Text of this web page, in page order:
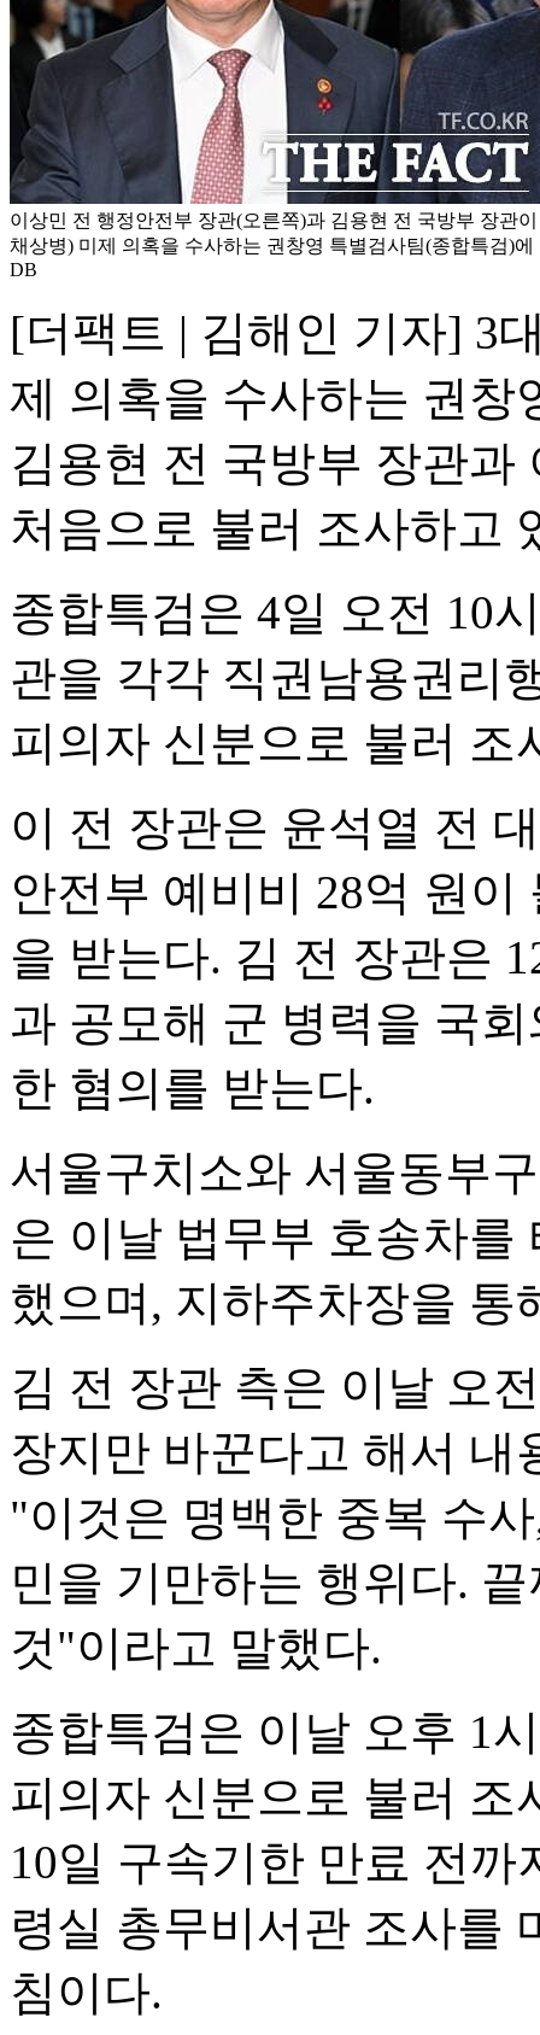
이상민 전 행정안전부 장관(오른쪽)과 김용현 전 국방부 장관이
채상병) 미제 의혹을 수사하는 권창영 특별검사팀(종합특검)
DB
[더팩트 | 김해인 기자] 3
제 의혹을 수사하는 권창
김용현 전 국방부 장관과
처음으로 불러 조사하고
종합특검은 4일 오전 10
관을 각각 직권남용권리
피의자 신분으로 불러 조
이 전 장관은 윤석열 전
안전부 예비비 28억 원
을 받는다. 김 전 장관은
과 공모해 군 병력을 국
한 혐의를 받는다.
서울구치소와 서울동부
은 이날 법무부 호송차를
했으며, 지하주차장을 통
김 전 장관 측은 이날 오
장지만 바꾼다고 해서
"이것은 명백한 중복 수
민을 기만하는 행위다.
것"이라고 말했다.
종합특검은 이날 오후 1
피의자 신분으로 불러 조
10일 구속기한 만료 전
령실 총무비서관 조사를
침이다.